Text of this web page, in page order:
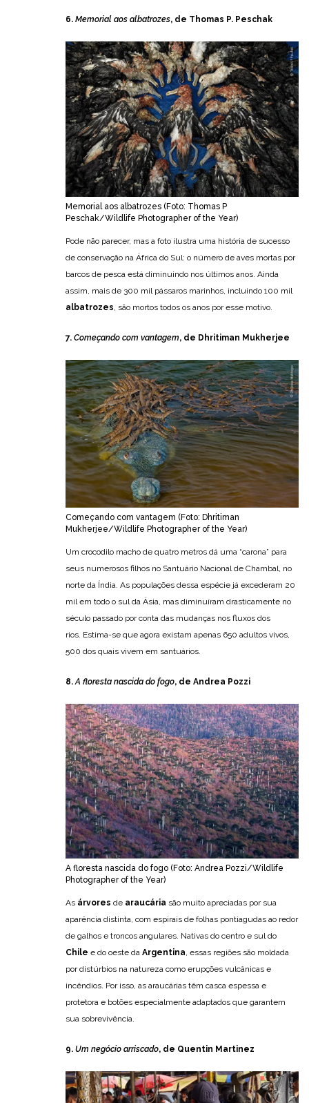
6. Memorial aos albatrozes, de Thomas P. Peschak
Memorial aos albatrozes (Foto: Thomas P
Peschak/Wildlife Photographer of the Year)
Pode não parecer, mas a foto ilustra uma história de sucesso
de conservação na África do Sul: o número de aves mortas por
barcos de pesca está diminuindo nos últimos anos. Ainda
assim, mais de 300 mil pássaros marinhos, incluindo 100 mil
albatrozes , são mortos todos os anos por esse motivo.
7. Começando com vantagem, de Dhritiman Mukherjee
Começando com vantagem (Foto: Dhritiman
Mukherjee/Wildlife Photographer of the Year)
Um crocodilo macho de quatro metros dá uma “carona” para
seus numerosos filhos no Santuário Nacional de Chambal, no
norte da Índia. As populações dessa espécie já excederam 20
mil em todo o sul da Ásia, mas diminuíram drasticamente no
século passado por conta das mudanças nos fluxos dos
rios. Estima-se que agora existam apenas 650 adultos vivos,
500 dos quais vivem em santuários.
8. A floresta nascida do fogo, de Andrea Pozzi
A floresta nascida do fogo (Foto: Andrea Pozzi/Wildlife
Photographer of the Year)
As árvores de araucária são muito apreciadas por sua
aparência distinta, com espirais de folhas pontiagudas ao redor
de galhos e troncos angulares. Nativas do centro e sul do
Chile e do oeste da Argentina, essas regiões são moldada
por distúrbios na natureza como erupções vulcânicas e
incêndios. Por isso, as araucárias têm casca espessa e
protetora e botões especialmente adaptados que garantem
sua sobrevivência.
9. Um negócio arriscado, de Quentin Martinez